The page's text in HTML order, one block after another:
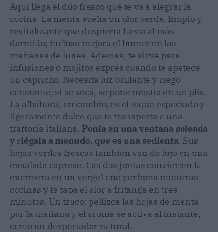
Aquí llega el dúo fresco que te va a alegrar la
cocina. La menta suelta un olor verde, limpio y
revitalizante que despierta hasta al más
dormido; incluso mejora el humor en las
mañanas de lunes. Además, te sirve para
infusiones o mojitos exprés cuando te apetece
un capricho. Necesita luz brillante y riego
constante; si se seca, se pone mustia en un plis.
La albahaca, en cambio, es el toque especiado y
ligeramente dulce que te transporta a una
trattoria italiana. Ponla en una ventana soleada
y riégala a menudo, que es una sedienta. Sus
hojas verdes frescas también van de lujo en una
ensalada caprese. Las dos juntas convierten la
encimera en un vergel que perfuma mientras
cocinas y te tapa el olor a fritanga en tres
minutos. Un truco: pellizca las hojas de menta
por la mañana y el aroma se activa al instante,
como un despertador natural.